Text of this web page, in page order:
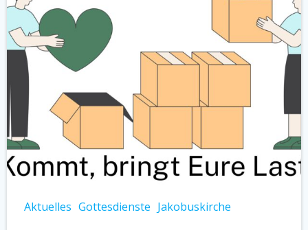
Aktuelles Gottesdienste Jakobuskirche